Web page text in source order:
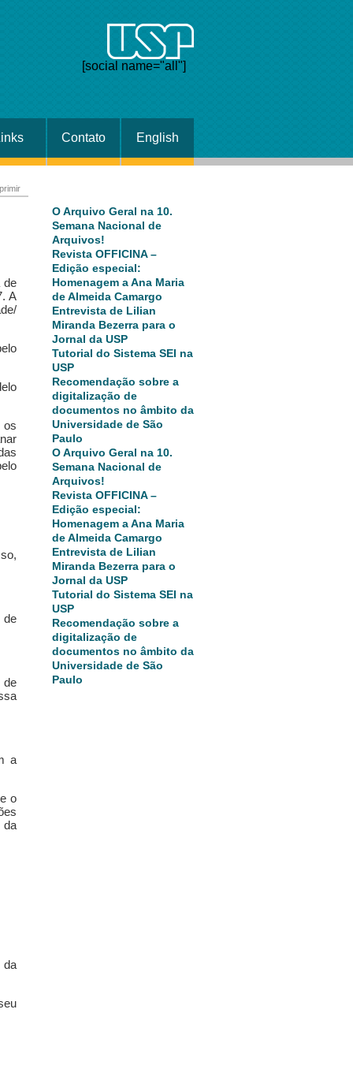
[social name="all"]
Contato English
de
A
os
de
de
a
o
da
O Arquivo Geral na 10.
Semana Nacional de
Arquivos!
Revista OFFICINA –
Edição especial:
Homenagem a Ana Maria
de Almeida Camargo
Entrevista de Lilian
Miranda Bezerra para o
Jornal da USP
Tutorial do Sistema SEI na
USP
Recomendação sobre a
digitalização de
documentos no âmbito da
Universidade de São
Paulo
O Arquivo Geral na 10.
Semana Nacional de
Arquivos!
Revista OFFICINA –
Edição especial:
Homenagem a Ana Maria
de Almeida Camargo
Entrevista de Lilian
Miranda Bezerra para o
Jornal da USP
Tutorial do Sistema SEI na
USP
Recomendação sobre a
digitalização de
documentos no âmbito da
Universidade de São
Paulo